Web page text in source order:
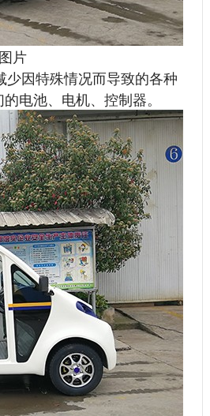
片
因特殊情况而导致的各种
电池、电机、控制器。